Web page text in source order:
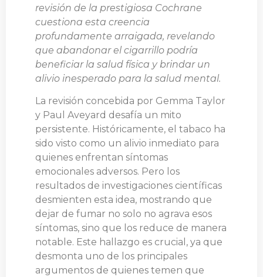
revisión de la prestigiosa Cochrane
cuestiona esta creencia
profundamente arraigada, revelando
que abandonar el cigarrillo podría
beneficiar la salud física y brindar un
alivio inesperado para la salud mental.
La revisión concebida por Gemma Taylor
y Paul Aveyard desafía un mito
persistente. Históricamente, el tabaco ha
sido visto como un alivio inmediato para
quienes enfrentan síntomas
emocionales adversos. Pero los
resultados de investigaciones científicas
desmienten esta idea, mostrando que
dejar de fumar no solo no agrava esos
síntomas, sino que los reduce de manera
notable. Este hallazgo es crucial, ya que
desmonta uno de los principales
argumentos de quienes temen que